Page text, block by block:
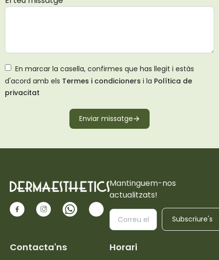
En marcar la casella, confirmes que has llegit i estàs
d'acord amb els Termes i condicioners i la Política de
privacitat
Enviar missatge
Mantinguem-nos
actualitzats!
Subscriure's
Horari
Contacta'ns